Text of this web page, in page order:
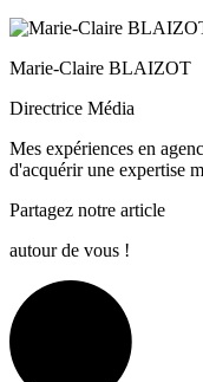
Marie-Claire BLAIZOT
Directrice Média
Mes expériences en
d'acquérir une expertise
Partagez notre article
autour de vous !